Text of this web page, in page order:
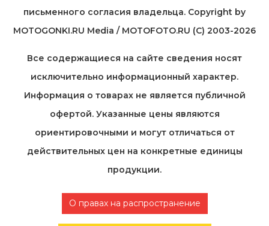
письменного согласия владельца. Copyright by
MOTOGONKI.RU Media / MOTOFOTO.RU (C) 2003-2026
Все содержащиеся на cайте сведения носят
исключительно информационный характер.
Информация о товарах не является публичной
офертой. Указанные цены являются
ориентировочными и могут отличаться от
действительных цен на конкретные единицы
продукции.
О правах на распространение